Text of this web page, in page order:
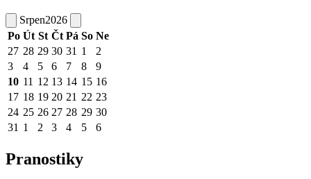
Srpen2026
Po Út St Čt Pá So Ne
27 28 29 30 31 1
2
3
4 5 6 7 8
9
10 11 12 13 14 15 16
17 18 19 20 21 22 23
24 25 26 27 28 29 30
31 1 2 3 4 5 6
Pranostiky